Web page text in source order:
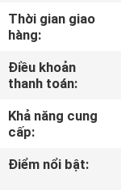
MÁY
KIỂM
SOÁT
CHẤT
Thời gian giao
hàng:
Điều khoản
thanh toán:
Khả năng cung
cấp:
Điểm nổi bật: